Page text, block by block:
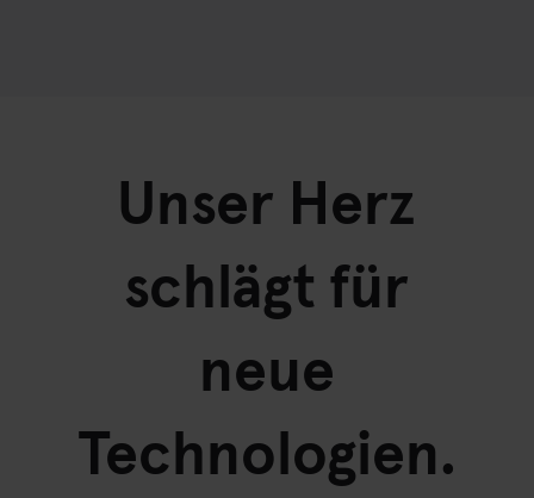
Unser Herz
schlägt für
neue
Technologien.